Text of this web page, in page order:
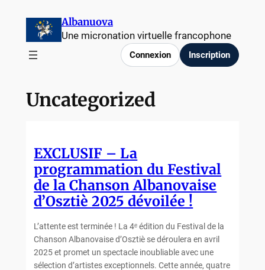
contenu
Albanuova
Une micronation virtuelle francophone
Connexion Inscription
Uncategorized
EXCLUSIF – La
programmation du Festival
de la Chanson Albanovaise
d’Osztiè 2025 dévoilée !
L’attente est terminée ! La 4ᵉ édition du Festival de la
Chanson Albanovaise d’Osztiè se déroulera en avril
2025 et promet un spectacle inoubliable avec une
sélection d’artistes exceptionnels. Cette année, quatre